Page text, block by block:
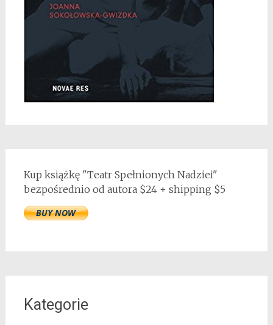
Kup książkę "Teatr Spełnionych Nadziei"
bezpośrednio od autora $24 + shipping $5
Kategorie